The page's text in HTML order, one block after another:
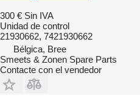
300 € Sin IVA
Unidad de control
21930662, 7421930662
Bélgica, Bree
Smeets & Zonen Spare Parts
Contacte con el vendedor